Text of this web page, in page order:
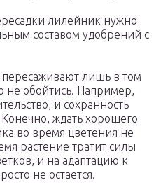
лилейник нужно
составом удобрений с
лишь в том
не обойтись. Например,
и сохранность
ждать хорошего
во время цветения не
растение тратит силы
и на адаптацию к
не остается.